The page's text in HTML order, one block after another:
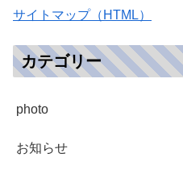
サイトマップ（HTML）
カテゴリー
photo
お知らせ